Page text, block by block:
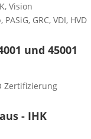
, Vision
, PASiG, GRC, VDI, HVD
und 45001
- IHK